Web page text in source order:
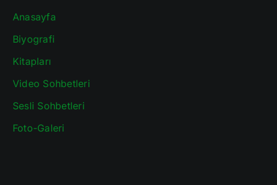
Anasayfa
Biyografi
Kitapları
Video Sohbetleri
Sesli Sohbetleri
Foto-Galeri